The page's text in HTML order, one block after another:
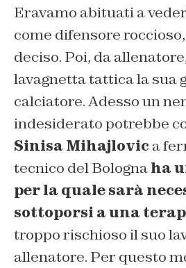
Eravamo abituati a
come difensore
deciso. Poi, da
lavagnetta tattica la sua
calciatore. Adesso un
indesiderato potrebbe
Sinisa Mihajlovic a
tecnico del Bolognaha
per la quale sarà
sottoporsi a una
troppo rischioso il suo
allenatore. Per questo